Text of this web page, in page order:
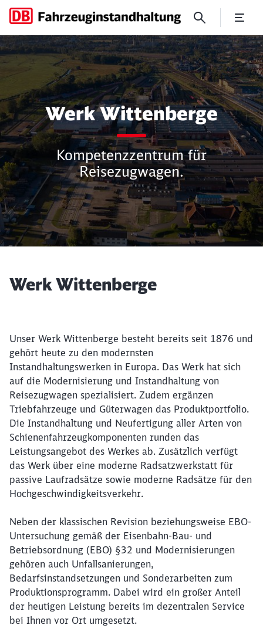
Werk Wittenberge
Werk Wittenberge
Kompetenzzentrum für
Reisezugwagen.
Artikel:
Werk Wittenberge
Unser Werk Wittenberge besteht bereits seit 1876 und
gehört heute zu den modernsten
Instandhaltungswerken in Europa. Das Werk hat sich
auf die Modernisierung und Instandhaltung von
Reisezugwagen spezialisiert. Zudem ergänzen
Triebfahrzeuge und Güterwagen das Produktportfolio.
Die Instandhaltung und Neufertigung aller Arten von
Schienenfahrzeugkomponenten runden das
Leistungsangebot des Werkes ab. Zusätzlich verfügt
das Werk über eine moderne Radsatzwerkstatt für
passive Laufradsätze sowie moderne Radsätze für den
Hochgeschwindigkeitsverkehr.
Neben der klassischen Revision beziehungsweise EBO-
Untersuchung gemäß der Eisenbahn-Bau- und
Betriebsordnung (EBO) §32 und Modernisierungen
gehören auch Unfallsanierungen,
Bedarfsinstandsetzungen und Sonderarbeiten zum
Produktionsprogramm. Dabei wird ein großer Anteil
der heutigen Leistung bereits im dezentralen Service
bei Ihnen vor Ort umgesetzt.